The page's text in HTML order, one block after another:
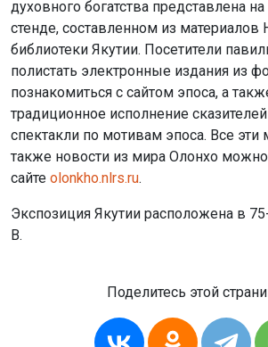
духовного богатства представлена
стенде, составленном из материалов
библиотеки Якутии. Посетители
полистать электронные издания из
познакомиться с сайтом эпоса, а
традиционное исполнение
спектакли по мотивам эпоса. Все эти
также новости из мира Олонхо можно
сайте olonkho.nlrs.ru.
Экспозиция Якутии расположена в
В.
Поделитесь этой